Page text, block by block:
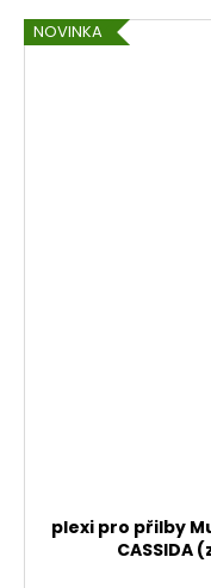
NOVINKA
plexi pro přilby
CASSIDA